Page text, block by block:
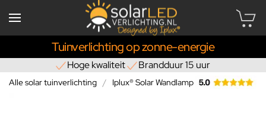
Tuinverlichting op zonne-energie
Hoge kwaliteit Brandduur 15 uur
Alle solar tuinverlichting Iplux® Solar Wandlamp Paris 37cm